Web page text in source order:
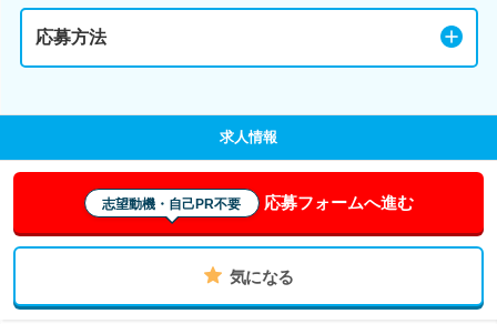
応募方法
求人情報
志望動機・自己PR不要 応募フォームへ進む
気になる